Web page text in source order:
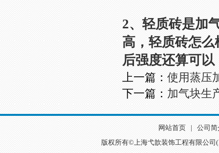
2、轻质砖是加
高，轻质砖怎
后强度还算可
上一篇： 使用蒸压
下一篇： 加气块生
网站首页
公司简
版权所有©上海弋歆装饰工程有限公司